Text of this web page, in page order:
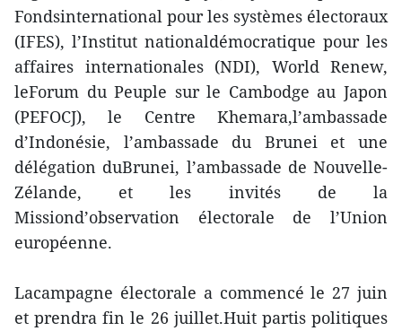
Fondsinternational pour les systèmes électoraux
(IFES), l’Institut nationaldémocratique pour les
affaires internationales (NDI), World Renew,
leForum du Peuple sur le Cambodge au Japon
(PEFOCJ), le Centre Khemara,l’ambassade
d’Indonésie, l’ambassade du Brunei et une
délégation duBrunei, l’ambassade de Nouvelle-
Zélande, et les invités de la
Missiond’observation électorale de l’Union
européenne.
Lacampagne électorale a commencé le 27 juin
et prendra fin le 26 juillet.Huit partis politiques